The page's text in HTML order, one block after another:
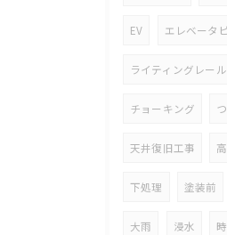
EV エレベータ
ライティングレール
チョーキング
天井復旧工事
下処理 塗装前
大雨 浸水